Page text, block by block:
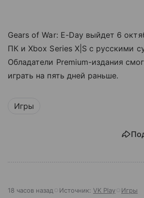
Gears of War: E-Day выйдет 6
ПК и Xbox Series X|S с русскими
Обладатели Premium-издания
играть на пять дней раньше.
Игры
18 часов назад Источник: VK Play Игры